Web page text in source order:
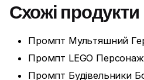
Схожі продукти
Промпт Мультяшний
Промпт LEGO Персонаж
Промпт Будівельники